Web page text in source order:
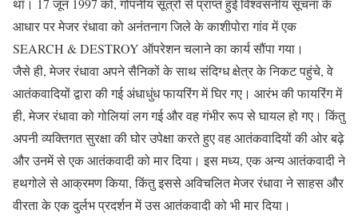
था। 17 जून 1997 को, गोपनीय सूत्रों से प्राप्त हुई विश्वसनीय सूचना के
आधार पर मेजर रंधावा को अनंतनाग जिले के काशीपोरा गांव में एक
SEARCH & DESTROY ऑपरेशन चलाने का कार्य सौंपा गया।
जैसे ही, मेजर रंधावा अपने सैनिकों के साथ संदिग्ध क्षेत्र के निकट पहुंचे, वे
आतंकवादियों द्वारा की गई अंधाधुंध फायरिंग में घिर गए। आरंभ की फायरिंग में
ही, मेजर रंधावा को गोलियां लग गई और वह गंभीर रूप से घायल हो गए। किंतु
अपनी व्यक्तिगत सुरक्षा की घोर उपेक्षा करते हुए वह आतंकवादियों की ओर बढ़े
और उनमें से एक आतंकवादी को मार दिया। इस मध्य, एक अन्य आतंकवादी ने
हथगोले से आक्रमण किया, किंतु इससे अविचलित मेजर रंधावा ने साहस और
वीरता के एक दुर्लभ प्रदर्शन में उस आतंकवादी को भी मार दिया।